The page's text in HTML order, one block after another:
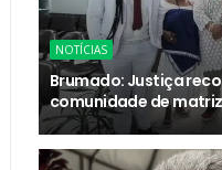
NOTÍCIAS
Brumado: Justiça
comunidade de